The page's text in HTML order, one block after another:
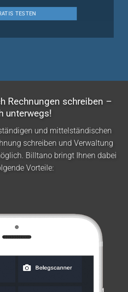
Rechnungen schreiben –
unterwegs!
und mittelständischen
schreiben und Verwaltung
Billtano bringt Ihnen dabei
Vorteile: